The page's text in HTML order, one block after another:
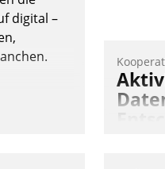
digital –